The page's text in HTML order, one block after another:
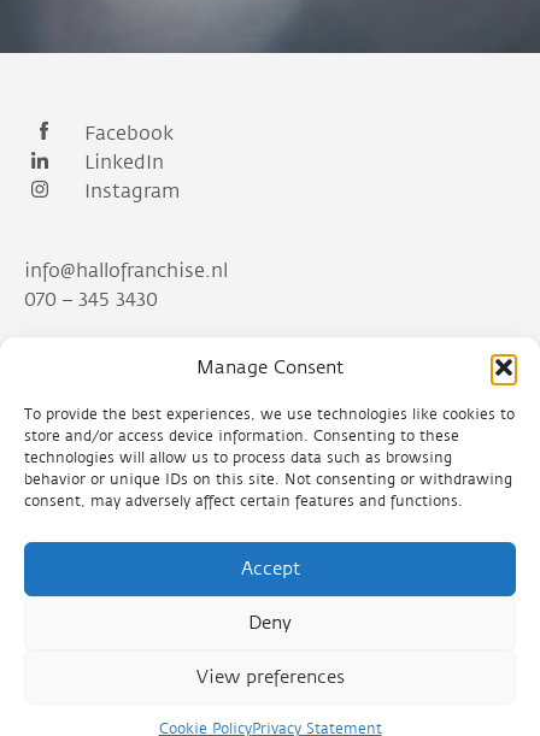
Manage Consent
To provide the best experiences, we use technologies like cookies to
store and/or access device information. Consenting to these
technologies will allow us to process data such as browsing
behavior or unique IDs on this site. Not consenting or withdrawing
consent, may adversely affect certain features and functions.
Accept
Deny
View preferences
Cookie PolicyPrivacy Statement
Facebook
LinkedIn
Instagram
info@hallofranchise.nl
070 – 345 3430
Franchisefactory - Hallo Franchise
Prinses Margrietplantsoen 33
2595 AM Den Haag